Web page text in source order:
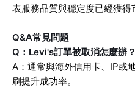
表服務品質與穩定度已經獲得
Q&A常見問題
Q：Levi's訂單被取消怎麼辦？
A：通常與海外信用卡、IP或
刷提升成功率。